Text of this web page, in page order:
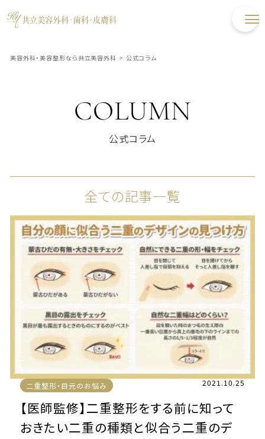
美容外科・美容整形なら共立美容外科 > 公式コラム
COLUMN
公式コラム
全ての記事一覧
二重整形・目元のお悩み 2021.10.25
【医師監修】二重整形をする前に知って
おきたい二重の種類と似合う二重のデ